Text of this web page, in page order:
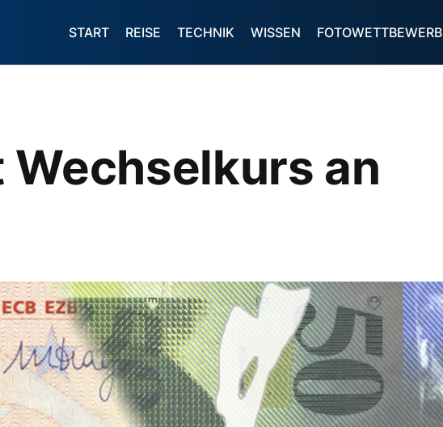
START REISE TECHNIK WISSEN FOTOWETTBEWERB
Wechselkurs an